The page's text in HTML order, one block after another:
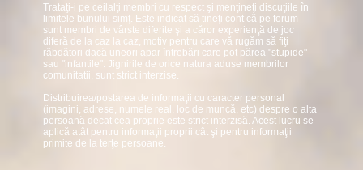
Trataţi-i pe ceilalţi membri cu respect şi menţineţi discuţiile în
limitele bunului simţ. Este indicat să tineţi cont că pe forum
sunt membri de vârste diferite şi a căror experienţă de joc
diferă de la caz la caz, motiv pentru care vă rugăm să fiţi
răbdători dacă uneori apar întrebări care pot părea "stupide"
sau "infantile". Jignirile de orice natura aduse membrilor
comunitatii, sunt strict interzise.
Distribuirea/postarea de informaţii cu caracter personal
(imagini, adrese, numele real, loc de muncă, etc) despre o alta
persoană decat cea proprie este strict interzisă. Acest lucru se
aplică atât pentru informaţii proprii cât şi pentru informaţii
primite de la terţe persoane.